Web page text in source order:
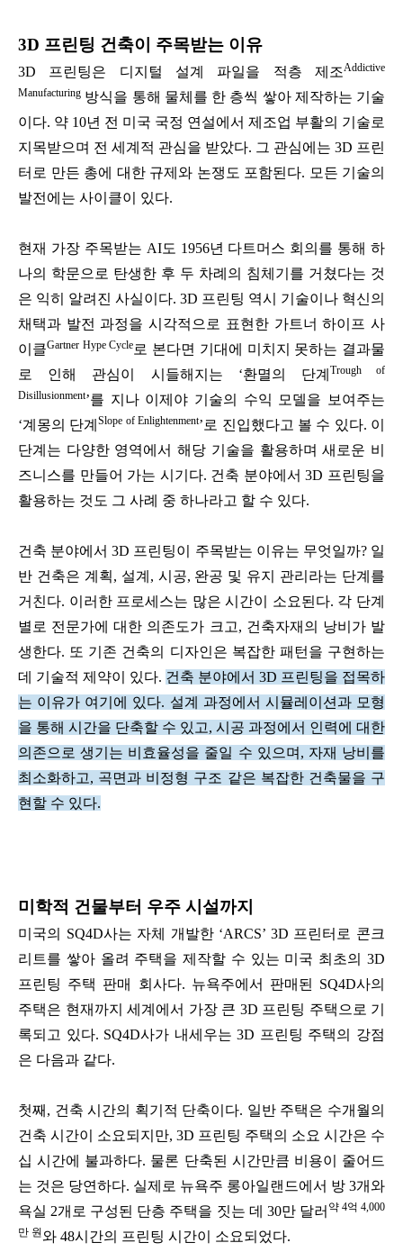
3D 프린팅 건축이 주목받는 이유
3D 프린팅은 디지털 설계 파일을 적층 제조Addictive
Manufacturing 방식을 통해 물체를 한 층씩 쌓아 제작하는 기술
이다. 약 10년 전 미국 국정 연설에서 제조업 부활의 기술로
지목받으며 전 세계적 관심을 받았다. 그 관심에는 3D 프린
터로 만든 총에 대한 규제와 논쟁도 포함된다. 모든 기술의
발전에는 사이클이 있다.
현재 가장 주목받는 AI도 1956년 다트머스 회의를 통해 하
나의 학문으로 탄생한 후 두 차례의 침체기를 거쳤다는 것
은 익히 알려진 사실이다. 3D 프린팅 역시 기술이나 혁신의
채택과 발전 과정을 시각적으로 표현한 가트너 하이프 사
이클Gartner Hype Cycle로 본다면 기대에 미치지 못하는 결과물
로 인해 관심이 시들해지는 ‘환멸의 단계 Trough of
Disillusionment’를 지나 이제야 기술의 수익 모델을 보여주는
‘계몽의 단계Slope of Enlightenment’로 진입했다고 볼 수 있다. 이
단계는 다양한 영역에서 해당 기술을 활용하며 새로운 비
즈니스를 만들어 가는 시기다. 건축 분야에서3D 프린팅을
활용하는 것도 그 사례 중 하나라고 할 수 있다.
건축 분야에서 3D 프린팅이 주목받는 이유는 무엇일까? 일
반 건축은 계획, 설계, 시공, 완공 및 유지 관리라는 단계를
거친다. 이러한 프로세스는 많은 시간이 소요된다. 각 단계
별로 전문가에 대한 의존도가 크고, 건축자재의 낭비가 발
생한다. 또 기존 건축의 디자인은 복잡한 패턴을 구현하는
데 기술적 제약이 있다. 건축 분야에서 3D 프린팅을 접목하
는 이유가 여기에 있다. 설계 과정에서 시뮬레이션과 모형
을 통해 시간을 단축할 수 있고, 시공 과정에서 인력에 대한
의존으로 생기는 비효율성을 줄일 수 있으며, 자재 낭비를
최소화하고, 곡면과 비정형 구조 같은 복잡한 건축물을 구
현할 수 있다.
미학적 건물부터 우주 시설까지
미국의 SQ4D사는 자체 개발한 ‘ARCS’ 3D 프린터로 콘크
리트를 쌓아 올려 주택을 제작할 수 있는 미국 최초의 3D
프린팅 주택 판매 회사다. 뉴욕주에서 판매된 SQ4D사의
주택은 현재까지 세계에서 가장 큰 3D 프린팅 주택으로 기
록되고 있다. SQ4D사가 내세우는 3D 프린팅 주택의 강점
은 다음과 같다.
첫째, 건축 시간의 획기적 단축이다. 일반 주택은 수개월의
건축 시간이 소요되지만, 3D 프린팅 주택의 소요 시간은 수
십 시간에 불과하다. 물론 단축된 시간만큼 비용이 줄어드
는 것은 당연하다. 실제로 뉴욕주 롱아일랜드에서 방 3개와
욕실 2개로 구성된 단층 주택을 짓는 데 30만 달러 약 4억 4,000
만 원와 48시간의 프린팅 시간이 소요되었다.